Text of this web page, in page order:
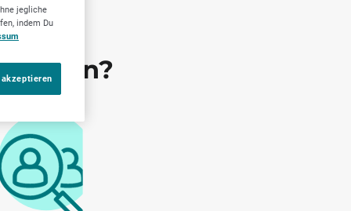
jegliche
indem Du